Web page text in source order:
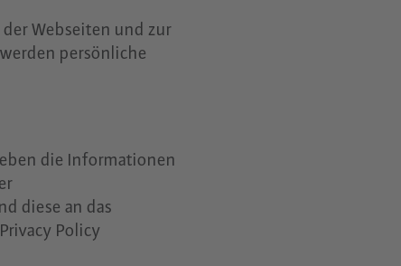
Webseiten und zur
persönliche
die Informationen
diese an das
Policy